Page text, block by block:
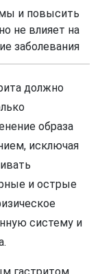
и повысить
не влияет на
заболевания
должно
образа
исключая
и острые
систему и